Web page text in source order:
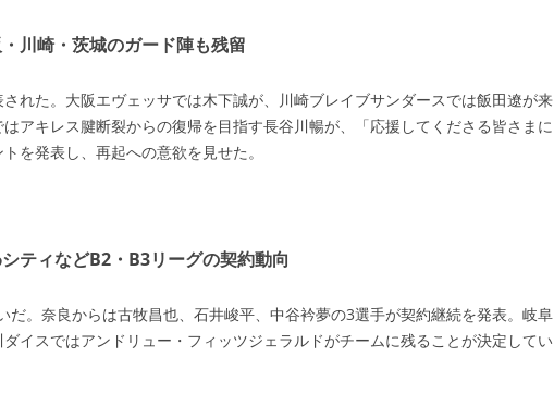
川崎・茨城のガード陣も残留
れた。大阪エヴェッサでは木下誠が、川崎ブレイブサンダースでは飯田遼が来
アキレス腱断裂からの復帰を目指す長谷川暢が、「応援してくださる皆さまに
を発表し、再起への意欲を見せた。
ティなどB2・B3リーグの契約動向
だ。奈良からは古牧昌也、石井峻平、中谷衿夢の3選手が契約継続を発表。岐阜
イスではアンドリュー・フィッツジェラルドがチームに残ることが決定してい